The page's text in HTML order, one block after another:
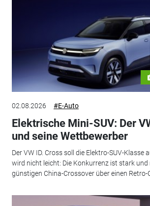
02.08.2026 #E-Auto
Elektrische Mini-SUV: Der
und seine Wettbewerber
Der VW ID. Cross soll die Elektro-SUV-Klasse
wird nicht leicht: Die Konkurrenz ist stark und
günstigen China-Crossover über einen Retro-